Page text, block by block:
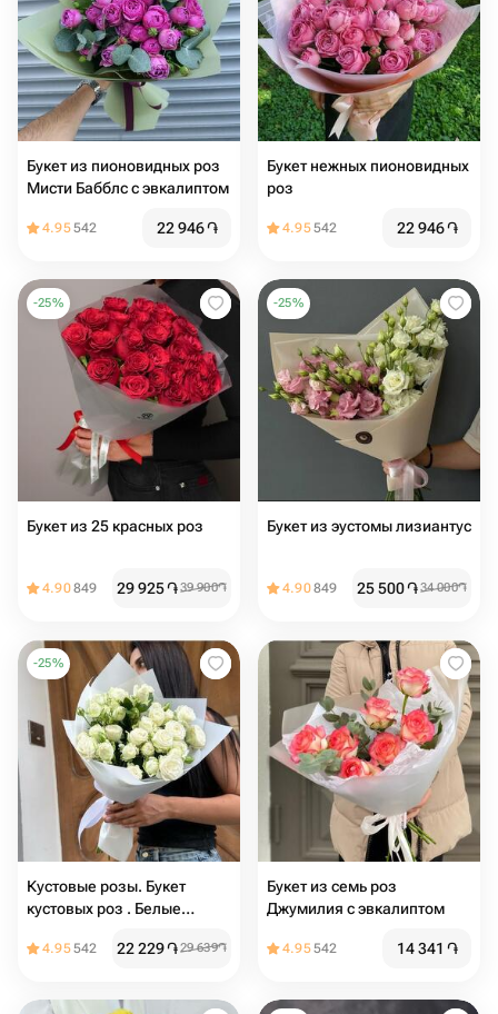
Букет из пионовидных роз
Мисти Бабблс с эвкалиптом
4.95542 22 946֏
Букет нежных пионовидных
роз
4.95542 22 946֏
-25%
Букет из 25 красных роз
4.90849 29 925֏39 900֏
-25%
Букет из эустомы лизиантус
4.90849 25 500֏34 000֏
-25%
Кустовые розы. Букет
кустовых роз . Белые
4.95542 22 229֏29 639֏
Букет из семь роз
Джумилия с эвкалиптом
4.95542 14 341 ֏